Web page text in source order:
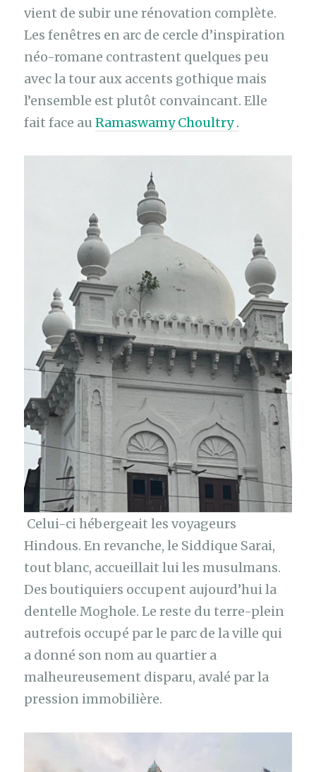
vient de subir une rénovation complète.
Les fenêtres en arc de cercle d’inspiration
néo-romane contrastent quelques peu
avec la tour aux accents gothique mais
l’ensemble est plutôt convaincant. Elle
fait face auRamaswamy Choultry .
Celui-ci hébergeait les voyageurs
Hindous. En revanche, le Siddique Sarai,
tout blanc, accueillait lui les musulmans.
Des boutiquiers occupent aujourd’hui la
dentelle Moghole. Le reste du terre-plein
autrefois occupé par le parc de la ville qui
a donné son nom au quartier a
malheureusement disparu, avalé par la
pression immobilière.